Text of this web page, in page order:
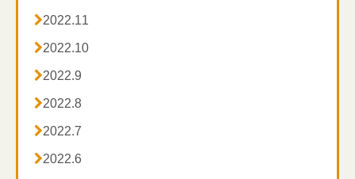
2022.11
2022.10
2022.9
2022.8
2022.7
2022.6